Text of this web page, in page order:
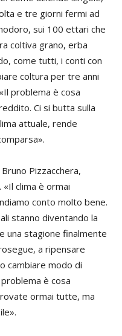
e tre giorni fermi ad
sui 100 ettari che
coltiva grano, erba
come tutti, i conti con
coltura per tre anni
problema è cosa
Ci si butta sulla
attuale, rende
Pizzacchera,
clima è ormai
conto molto bene.
stanno diventando la
una stagione finalmente
a ripensare
cambiare modo di
è cosa
ormai tutte, ma